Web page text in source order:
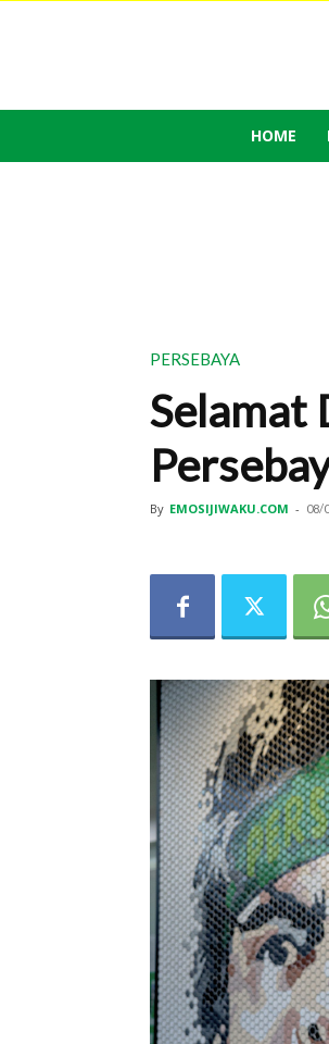
HOME
PERSEBAYA
Selamat
By EMOSIJIWAKU.COM - 08/